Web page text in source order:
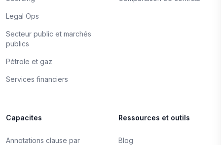
Legal Ops
Secteur public et marchés
publics
Pétrole et gaz
Services financiers
Capacites
Annotations clause par
Ressources et outils
Blog